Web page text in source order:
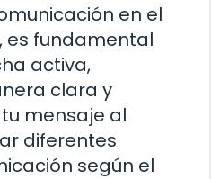
en el
es fundamental
activa,
clara y
mensaje al
diferentes
según el